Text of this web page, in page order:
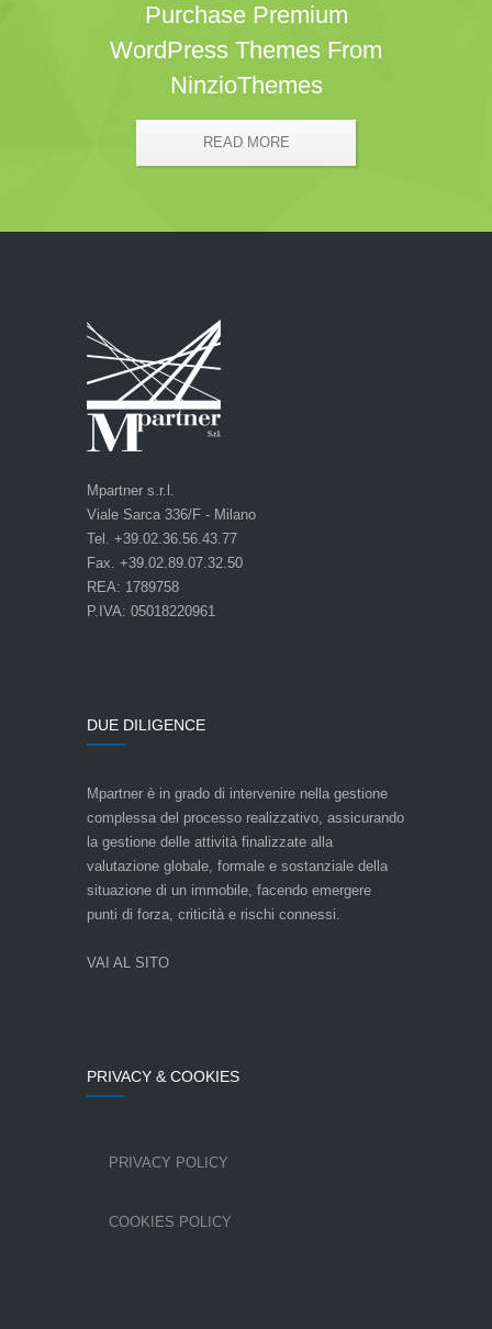
Purchase Premium
WordPress Themes From
NinzioThemes
READ MORE
Mpartner s.r.l.
Viale Sarca 336/F - Milano
Tel. +39.02.36.56.43.77
Fax. +39.02.89.07.32.50
REA: 1789758
P.IVA: 05018220961
DUE DILIGENCE
Mpartner è in grado di intervenire nella gestione
complessa del processo realizzativo, assicurando
la gestione delle attività finalizzate alla
valutazione globale, formale e sostanziale della
situazione di un immobile, facendo emergere
punti di forza, criticità e rischi connessi.
VAI AL SITO
PRIVACY & COOKIES
PRIVACY POLICY
COOKIES POLICY